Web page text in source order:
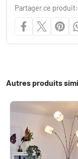
Partager ce produit:
Autres produits